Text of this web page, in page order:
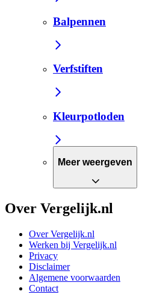
Balpennen
Verfstiften
Kleurpotloden
Meer weergeven
Over Vergelijk.nl
Over Vergelijk.nl
Werken bij Vergelijk.nl
Privacy
Disclaimer
Algemene voorwaarden
Contact